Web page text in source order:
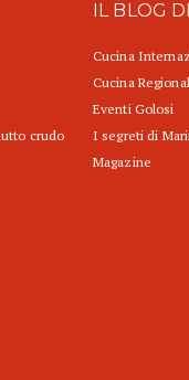
crudo
IL BLOG
Cucina
Cucina
Eventi Golosi
I segreti di
Magazine